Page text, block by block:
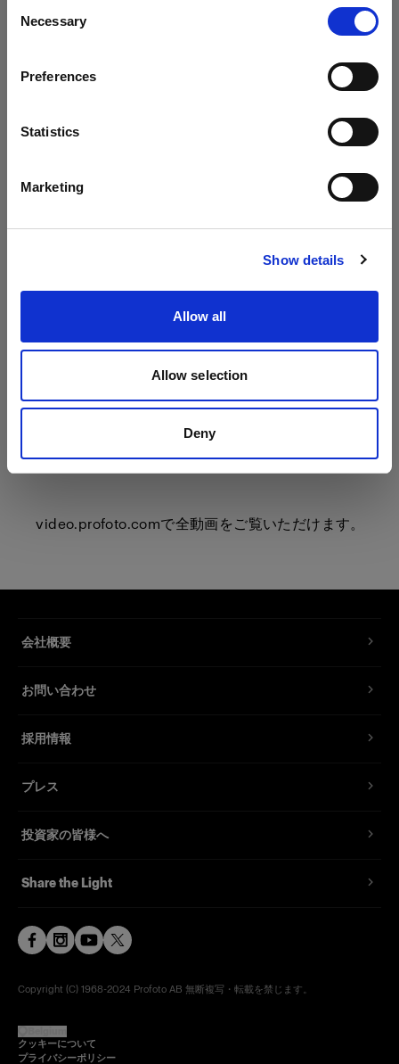
Selection
Necessary
Preferences
Statistics
Marketing
Show details
Allow all
Allow selection
Deny
Belgium
言語
サイトにアクセス
テクニックがどのように機能するのかを学ぶこと
見逃してしまったエピソードも、アーカイブから
video.profoto.comで全動画をご覧いただけます。
会社概要
お問い合わせ
採用情報
プレス
投資家の皆様へ
Share the Light
Copyright (C) 1968-2024 Profoto AB 無断複写・転載を禁じます。
クッキーについて
プライバシーポリシー